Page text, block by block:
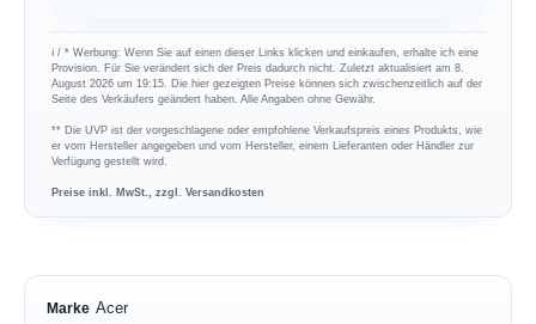
ℹ︎ / * Werbung: Wenn Sie auf einen dieser Links klicken und einkaufen, erhalte ich eine
Provision. Für Sie verändert sich der Preis dadurch nicht. Zuletzt aktualisiert am 8.
August 2026 um 19:15. Die hier gezeigten Preise können sich zwischenzeitlich auf der
Seite des Verkäufers geändert haben. Alle Angaben ohne Gewähr.
** Die UVP ist der vorgeschlagene oder empfohlene Verkaufspreis eines Produkts, wie
er vom Hersteller angegeben und vom Hersteller, einem Lieferanten oder Händler zur
Verfügung gestellt wird.
Preise inkl. MwSt., zzgl. Versandkosten
Marke Acer